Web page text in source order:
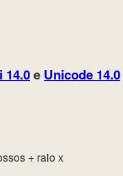
14.0e Unicode 14.0
+ raio x